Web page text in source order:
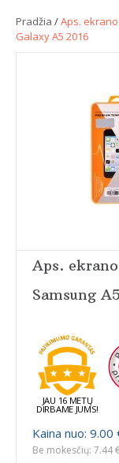
Pradžia /Aps.
Galaxy A5 2016
Aps.
Samsung
JAU 16 METŲ
DIRBAME JUMS!
Kaina nuo: 9.00
Be mokesčių: 7.44